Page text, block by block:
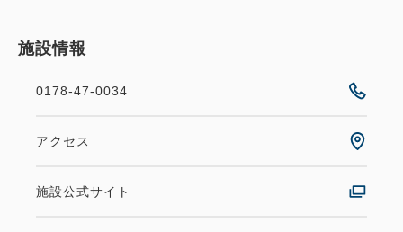
施設情報
0178-47-0034
アクセス
施設公式サイト